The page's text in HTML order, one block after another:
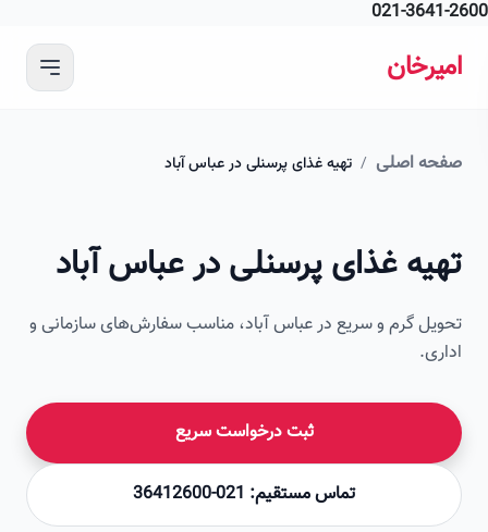
021-
اصلی / تهیه غذای پرسنلی در عباس آباد
غذای پرسنلی در عباس آباد
گرم و سریع در عباس آباد، مناسب سفارش‌های سازمانی و
ثبت درخواست سریع
تماس مستقیم: 021-36412600
تصویر این صفحه به زودی اضافه می‌شود